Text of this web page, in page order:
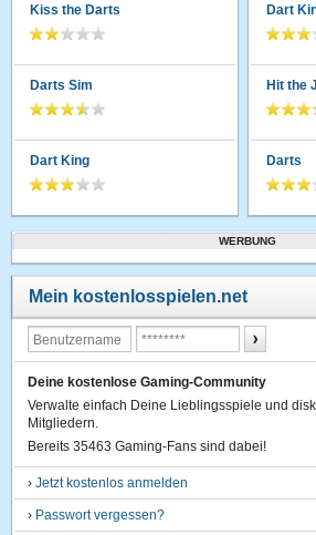
Kiss the Darts
Darts Sim
Dart King
Dart
Hit the
Darts
WERBUNG
Mein kostenlosspielen.net
Deine kostenlose Gaming-Community
Verwalte einfach Deine Lieblingsspiele und
Mitgliedern.
Bereits 35463 Gaming-Fans sind dabei!
›Jetzt kostenlos anmelden
› Passwort vergessen?